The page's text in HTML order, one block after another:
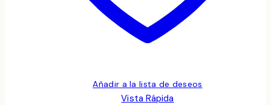
Añadir a la lista de deseos
Vista Rápida